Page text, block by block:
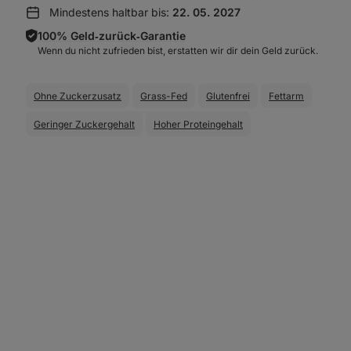
Mindestens haltbar bis: 22. 05. 2027
100% Geld‑zurück‑Garantie
Wenn du nicht zufrieden bist, erstatten wir dir dein Geld zurück.
Ohne Zuckerzusatz Grass-Fed Glutenfrei Fettarm
Geringer Zuckergehalt Hoher Proteingehalt